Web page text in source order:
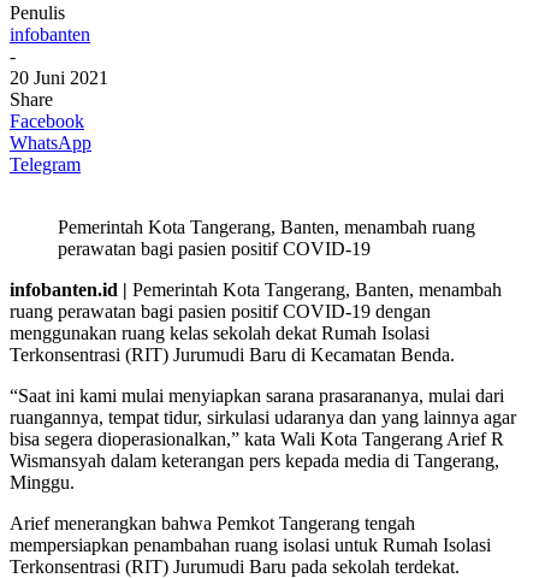
Penulis
infobanten
-
20 Juni 2021
Share
Facebook
WhatsApp
Telegram
Pemerintah Kota Tangerang, Banten, menambah ruang
perawatan bagi pasien positif COVID-19
infobanten.id | Pemerintah Kota Tangerang, Banten, menambah
ruang perawatan bagi pasien positif COVID-19 dengan
menggunakan ruang kelas sekolah dekat Rumah Isolasi
Terkonsentrasi (RIT) Jurumudi Baru di Kecamatan Benda.
“Saat ini kami mulai menyiapkan sarana prasarananya, mulai dari
ruangannya, tempat tidur, sirkulasi udaranya dan yang lainnya agar
bisa segera dioperasionalkan,” kata Wali Kota Tangerang Arief R
Wismansyah dalam keterangan pers kepada media di Tangerang,
Minggu.
Arief menerangkan bahwa Pemkot Tangerang tengah
mempersiapkan penambahan ruang isolasi untuk Rumah Isolasi
Terkonsentrasi (RIT) Jurumudi Baru pada sekolah terdekat.